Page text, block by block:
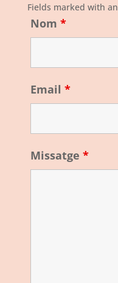
Fields marked with an
Nom *
Email *
Missatge *